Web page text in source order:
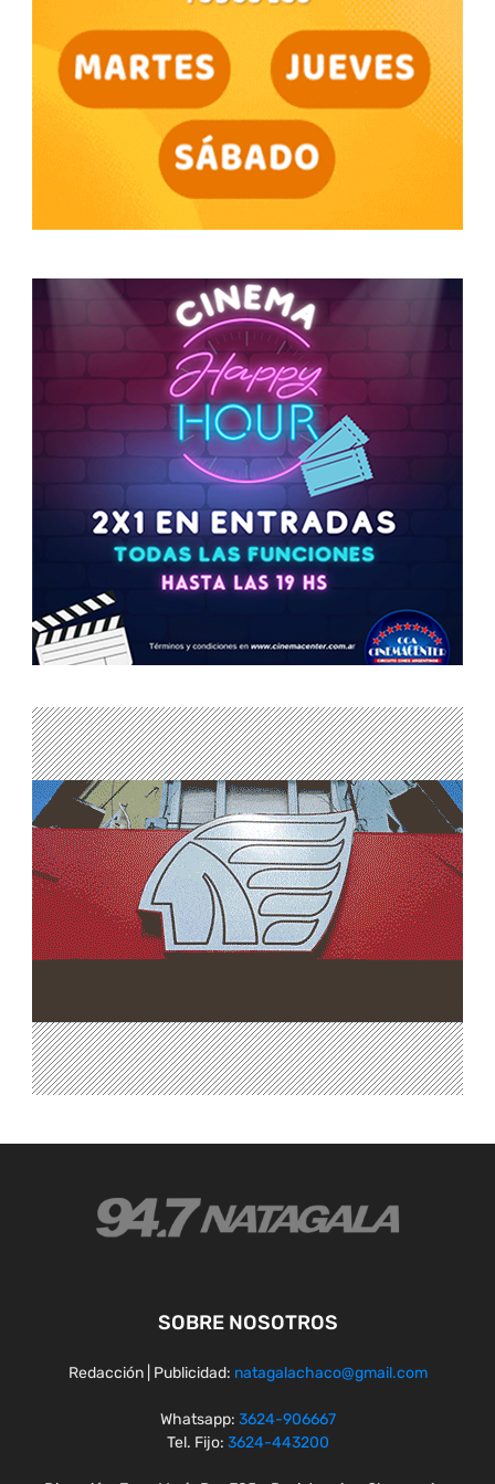
SOBRE NOSOTROS
Redacción | Publicidad: natagalachaco@gmail.com
Whatsapp: 3624-906667
Tel. Fijo: 3624-443200